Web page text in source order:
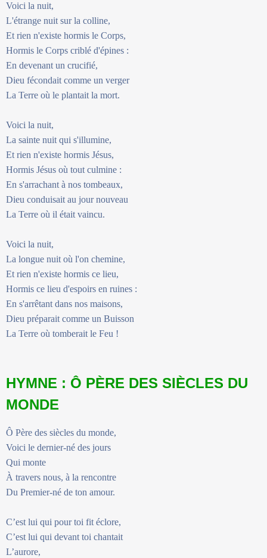
Voici la nuit,
L'étrange nuit sur la colline,
Et rien n'existe hormis le Corps,
Hormis le Corps criblé d'épines :
En devenant un crucifié,
Dieu fécondait comme un verger
La Terre où le plantait la mort.
Voici la nuit,
La sainte nuit qui s'illumine,
Et rien n'existe hormis Jésus,
Hormis Jésus où tout culmine :
En s'arrachant à nos tombeaux,
Dieu conduisait au jour nouveau
La Terre où il était vaincu.
Voici la nuit,
La longue nuit où l'on chemine,
Et rien n'existe hormis ce lieu,
Hormis ce lieu d'espoirs en ruines :
En s'arrêtant dans nos maisons,
Dieu préparait comme un Buisson
La Terre où tomberait le Feu !
HYMNE : Ô PÈRE DES SIÈCLES DU
MONDE
Ô Père des siècles du monde,
Voici le dernier-né des jours
Qui monte
À travers nous, à la rencontre
Du Premier-né de ton amour.
C’est lui qui pour toi fit éclore,
C’est lui qui devant toi chantait
L’aurore,